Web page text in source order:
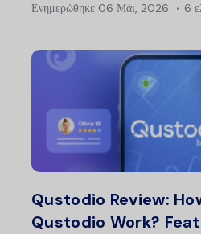
Ενημερώθηκε 06 Μάι, 2026 6
Qustodio Review:
Qustodio Work?